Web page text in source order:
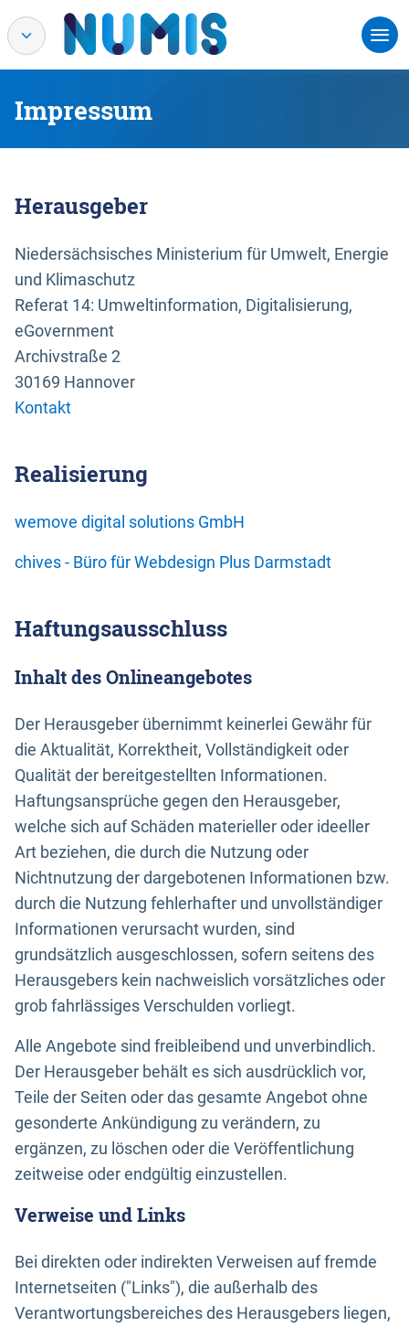
Impressum
Herausgeber
Niedersächsisches Ministerium für Umwelt, Energie
und Klimaschutz
Referat 14: Umweltinformation, Digitalisierung,
eGovernment
Archivstraße 2
30169 Hannover
Kontakt
Realisierung
wemove digital solutions GmbH
chives - Büro für Webdesign Plus Darmstadt
Haftungsausschluss
Inhalt des Onlineangebotes
Der Herausgeber übernimmt keinerlei Gewähr für
die Aktualität, Korrektheit, Vollständigkeit oder
Qualität der bereitgestellten Informationen.
Haftungsansprüche gegen den Herausgeber,
welche sich auf Schäden materieller oder ideeller
Art beziehen, die durch die Nutzung oder
Nichtnutzung der dargebotenen Informationen bzw.
durch die Nutzung fehlerhafter und unvollständiger
Informationen verursacht wurden, sind
grundsätzlich ausgeschlossen, sofern seitens des
Herausgebers kein nachweislich vorsätzliches oder
grob fahrlässiges Verschulden vorliegt.
Alle Angebote sind freibleibend und unverbindlich.
Der Herausgeber behält es sich ausdrücklich vor,
Teile der Seiten oder das gesamte Angebot ohne
gesonderte Ankündigung zu verändern, zu
ergänzen, zu löschen oder die Veröffentlichung
zeitweise oder endgültig einzustellen.
Verweise und Links
Bei direkten oder indirekten Verweisen auf fremde
Internetseiten ("Links"), die außerhalb des
Verantwortungsbereiches des Herausgebers liegen,